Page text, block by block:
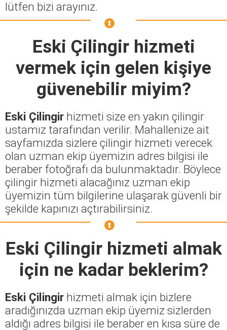
lütfen bizi arayınız.
Eski Çilingirhizmeti
vermek için gelen kişiye
güvenebilir miyim?
Eski Çilingir hizmeti size en yakın çilingir
ustamız tarafından verilir. Mahallenize ait
sayfamızda sizlere çilingir hizmeti verecek
olan uzman ekip üyemizin adres bilgisi ile
beraber fotoğrafı da bulunmaktadır. Böylece
çilingir hizmeti alacağınız uzman ekip
üyemizin tüm bilgilerine ulaşarak güvenli bir
şekilde kapınızı açtırabilirsiniz.
Eski Çilingirhizmeti almak
için ne kadar beklerim?
Eski Çilingir hizmeti almak için bizlere
aradığınızda uzman ekip üyemiz sizlerden
aldığı adres bilgisi ile beraber en kısa süre de